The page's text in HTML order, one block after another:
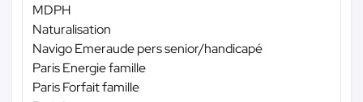
MDPH
Naturalisation
Navigo Emeraude pers senior/handicapé
Paris Energie famille
Paris Forfait famille